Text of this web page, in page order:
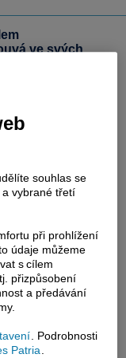
ve svých
růstu a
úspor a
souhlas se
vybrané třetí
při prohlížení
údaje můžeme
s cílem
přizpůsobení
a předávání
. Podrobnosti
Patria.